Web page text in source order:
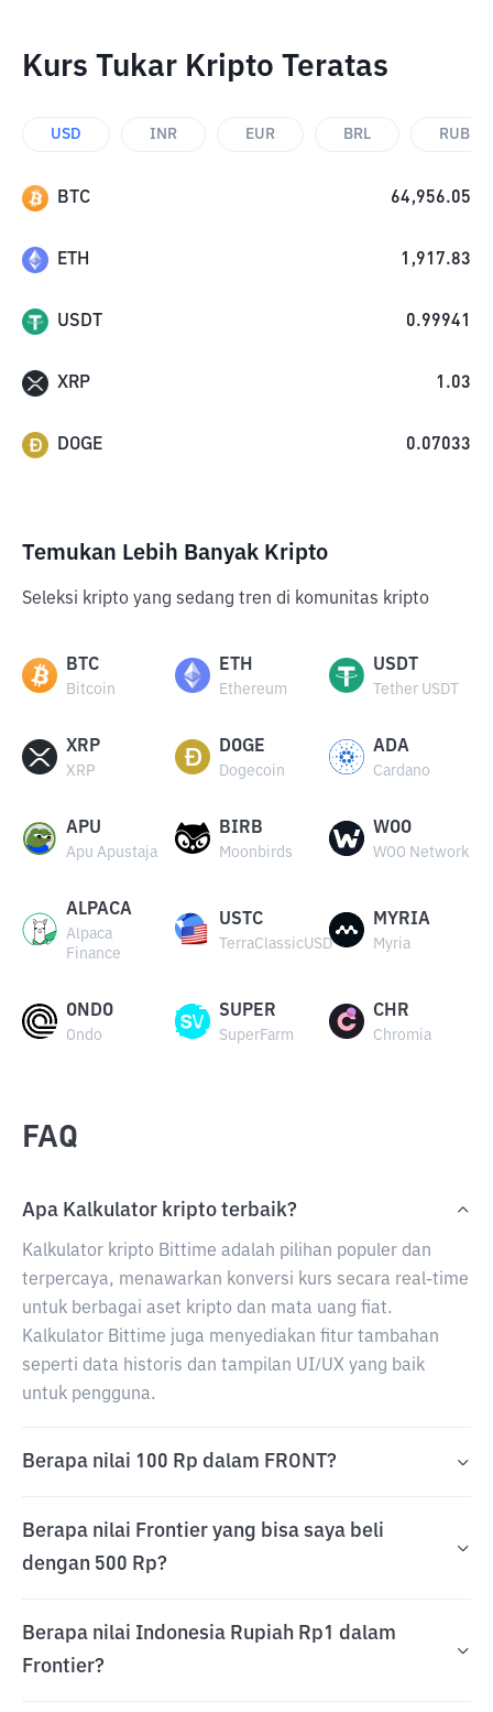
Kurs Tukar Kripto Teratas
USD INR EUR BRL RUB
BTC 64,956.05
ETH 1,917.83
USDT 0.99941
XRP 1.03
DOGE 0.07033
Temukan Lebih Banyak Kripto
Seleksi kripto yang sedang tren di komunitas kripto
BTC
Bitcoin
ETH
Ethereum
USDT
Tether USDT
XRP
XRP
DOGE
Dogecoin
ADA
Cardano
APU
Apu Apustaja
BIRB
Moonbirds
WOO
WOO Network
ALPACA
Alpaca
Finance
USTC
TerraClassicUSD
MYRIA
Myria
ONDO
Ondo
SUPER
SuperFarm
CHR
Chromia
FAQ
Apa Kalkulator kripto terbaik?
Kalkulator kripto Bittime adalah pilihan populer dan
terpercaya, menawarkan konversi kurs secara real-time
untuk berbagai aset kripto dan mata uang fiat.
Kalkulator Bittime juga menyediakan fitur tambahan
seperti data historis dan tampilan UI/UX yang baik
untuk pengguna.
Berapa nilai 100 Rp dalam FRONT?
Berapa nilai Frontier yang bisa saya beli
dengan 500 Rp?
Berapa nilai Indonesia Rupiah Rp1 dalam
Frontier?